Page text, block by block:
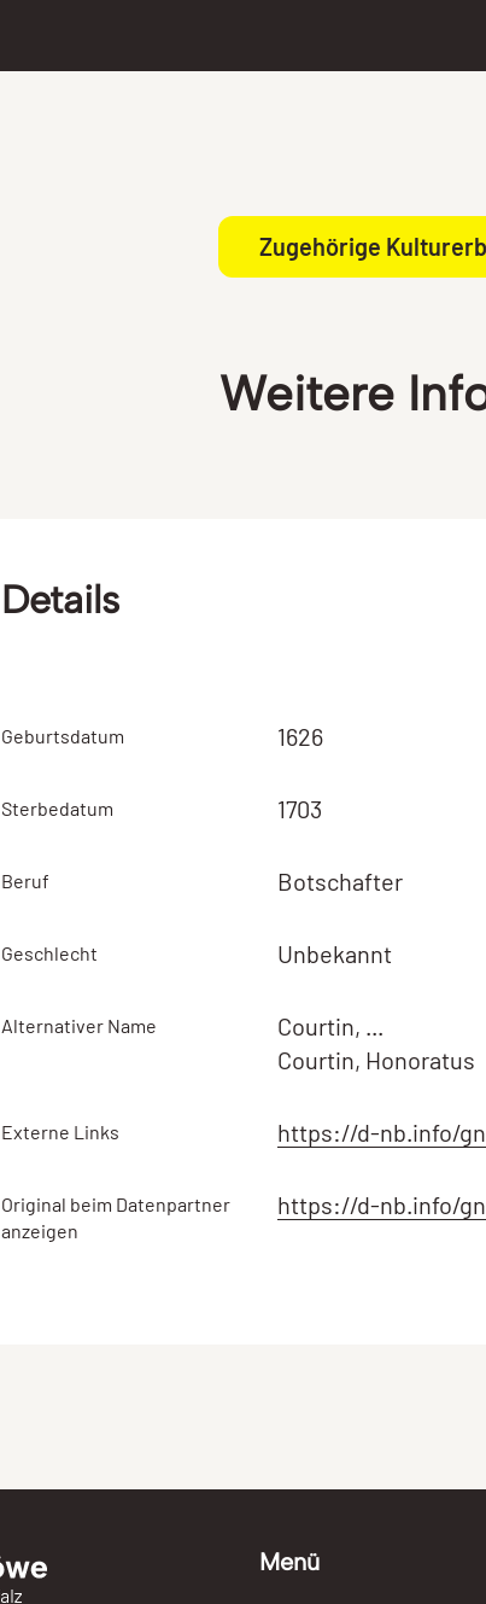
Zugehörige
Weitere
Details
Geburtsdatum 1626
Sterbedatum 1703
Beruf Botschafter
Geschlecht Unbekannt
Alternativer Name
Courtin, ...
Courtin, Honoratus
Externe Links https://d-nb.info/
Original beim Datenpartner
anzeigen
https://d-nb.info/
Menü